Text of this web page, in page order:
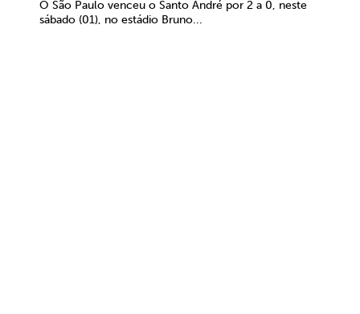
O São Paulo venceu o Santo André por 2 a 0, neste
sábado (01), no estádio Bruno...